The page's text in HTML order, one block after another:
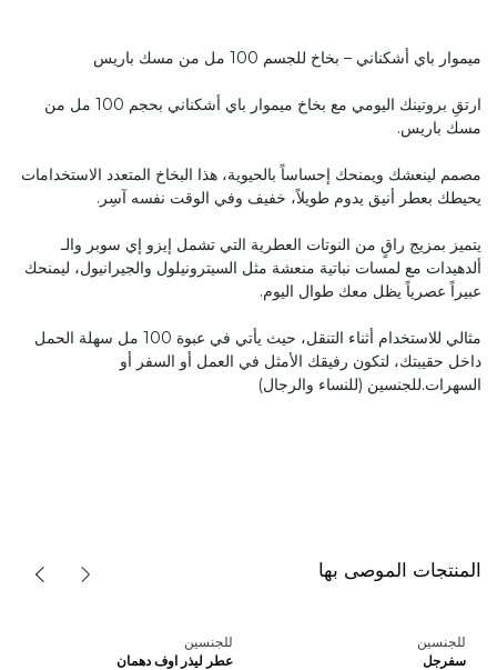
ميموار باي أشكناني – بخاخ للجسم 100 مل من مسك باريس
ارتقِ بروتينك اليومي مع بخاخ ميموار باي أشكناني بحجم 100 مل من
مسك باريس.
مصمم لينعشك ويمنحك إحساساً بالحيوية، هذا البخاخ المتعدد الاستخدامات
يحيطك بعطر أنيق يدوم طويلاً، خفيف وفي الوقت نفسه آسِر.
يتميز بمزيج راقٍ من النوتات العطرية التي تشمل إيزو إي سوبر والـ
ألدهيدات مع لمسات نباتية منعشة مثل السيترونيلول والجيرانيول، ليمنحك
عبيراً عصرياً يظل معك طوال اليوم.
مثالي للاستخدام أثناء التنقل، حيث يأتي في عبوة 100 مل سهلة الحمل
داخل حقيبتك، لتكون رفيقك الأمثل في العمل أو السفر أو
السهرات.للجنسين (للنساء والرجال)
المنتجات الموصى بها
للجنسين
سفرجل
للجنسين
عطر ليذر اوف دهمان